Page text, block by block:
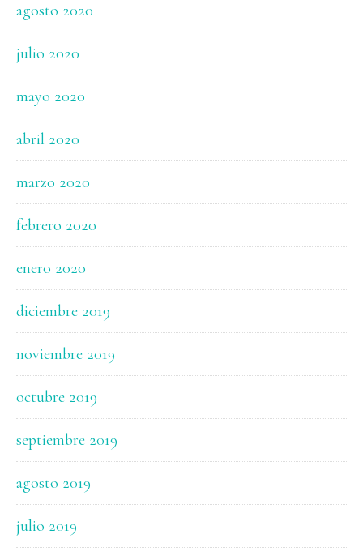
agosto 2020
julio 2020
mayo 2020
abril 2020
marzo 2020
febrero 2020
enero 2020
diciembre 2019
noviembre 2019
octubre 2019
septiembre 2019
agosto 2019
julio 2019